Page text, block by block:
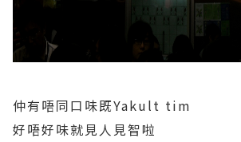
仲有唔同口味既Yakult tim
好唔好味就見人見智啦